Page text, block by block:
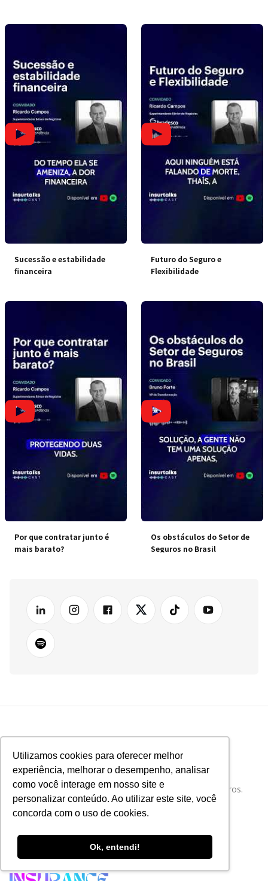
Utilizamos cookies para oferecer melhor
experiência, melhorar o desempenho, analisar
como você interage em nosso site e
personalizar conteúdo. Ao utilizar este site, você
concorda com o uso de cookies.
Ok, entendi!
Sucessão e estabilidade
financeira
Futuro do Seguro e
Flexibilidade
Por que contratar junto é
mais barato?
Os obstáculos do Setor de
Seguros no Brasil
Tudo sobre Tecnologia e Inovação no Mercado de Seguros.